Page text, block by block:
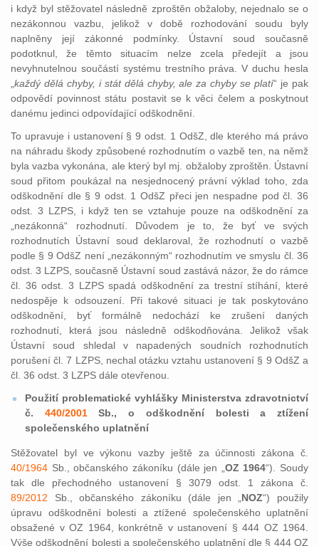
i když byl stěžovatel následně zproštěn obžaloby, nejednalo se o
nezákonnou vazbu, jelikož v době rozhodování soudu byly
naplněny její zákonné podmínky. Ústavní soud současně
podotknul, že těmto situacím nelze zcela předejít a jsou
nevyhnutelnou součástí systému trestního práva. V duchu hesla
každý dělá chyby, i stát dělá chyby, ale za chyby se platí“ je pak
odpovědí povinnost státu postavit se k věci čelem a poskytnout
danému jedinci odpovídající odškodnění.
To upravuje i ustanovení § 9 odst. 1 OdšZ, dle kterého má právo
na náhradu škody způsobené rozhodnutím o vazbě ten, na němž
byla vazba vykonána, ale který byl mj. obžaloby zproštěn. Ústavní
soud přitom poukázal na nesjednocený právní výklad toho, zda
odškodnění dle § 9 odst. 1 OdšZ přeci jen nespadne pod čl. 36
odst. 3 LZPS, i když ten se vztahuje pouze na odškodnění za
„nezákonná“ rozhodnutí. Důvodem je to, že byť ve svých
rozhodnutích Ústavní soud deklaroval, že rozhodnutí o vazbě
podle § 9 OdšZ není „nezákonným“ rozhodnutím ve smyslu čl. 36
odst. 3 LZPS, současně Ústavní soud zastává názor, že do rámce
čl. 36 odst. 3 LZPS spadá odškodnění za trestní stíhání, které
nedospěje k odsouzení. Při takové situaci je tak poskytováno
odškodnění, byť formálně nedochází ke zrušení daných
rozhodnutí, která jsou následně odškodňována. Jelikož však
Ústavní soud shledal v napadených soudních rozhodnutích
porušení čl. 7 LZPS, nechal otázku vztahu ustanovení § 9 OdšZ a
čl. 36 odst. 3 LZPS dále otevřenou.
Použití problematické vyhlášky Ministerstva zdravotnictví
č. 440/2001Sb., o odškodnění bolesti a ztížení
společenského uplatnění
Stěžovatel byl ve výkonu vazby ještě za účinnosti zákona č.
40/1964 Sb., občanského zákoníku (dále jen „ OZ 1964“). Soudy
tak dle přechodného ustanovení § 3079 odst. 1 zákona č.
89/2012 Sb., občanského zákoníku (dále jen „ NOZ“) použily
úpravu odškodnění bolesti a ztížené společenského uplatnění
obsažené v OZ 1964, konkrétně v ustanovení § 444 OZ 1964.
Výše odškodnění bolesti a společenského uplatnění dle § 444 OZ